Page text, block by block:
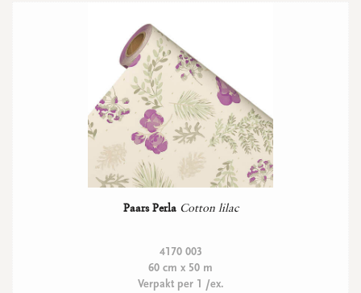
Paars Perla Cotton lilac
4170 003
60 cm x 50 m
Verpakt per 1 /ex.